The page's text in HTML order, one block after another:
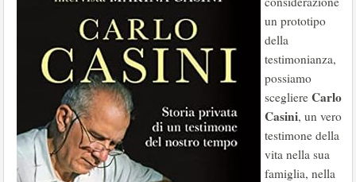
un prototipo
della
testimonianza,
possiamo
scegliere Carlo
Casini, un vero
testimone della
vita nella sua
famiglia, nella